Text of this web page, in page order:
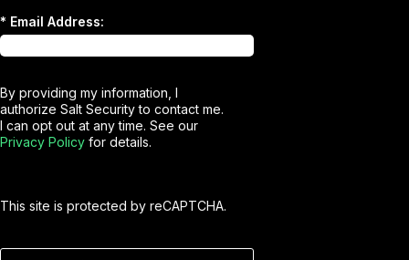
* Email Address:
By providing my information, I
authorize Salt Security to contact me.
I can opt out at any time. See our
Privacy Policy for details.
This site is protected by reCAPTCHA.